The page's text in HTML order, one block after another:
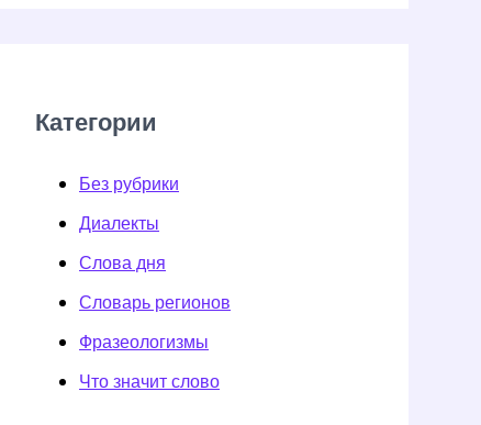
Категории
Без рубрики
Диалекты
Слова дня
Словарь регионов
Фразеологизмы
Что значит слово